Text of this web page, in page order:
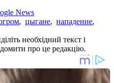
News
, цыгане, нападение,
необхідний текст і
про це редакцію.